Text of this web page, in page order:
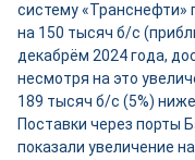
систему «Транснефти»
на 150 тысяч б/с
декабрём 2024 года,
несмотря на это
189 тысяч б/с (5%)
Поставки через порты
показали увеличение